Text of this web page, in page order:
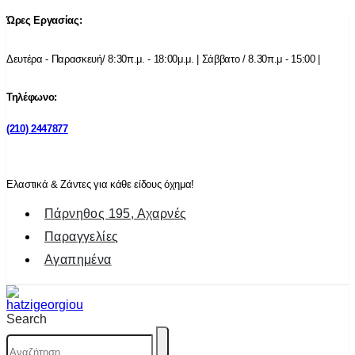
Ώρες Εργασίας:
Δευτέρα - Παρασκευή/ 8:30π.μ. - 18:00μ.μ. | Σάββατο / 8.30π.μ - 15:00 |
Τηλέφωνο:
(210) 2447877
Ελαστικά & Ζάντες για κάθε είδους όχημα!
Πάρνηθος 195, Αχαρνές
Παραγγελίες
Αγαπημένα
Search